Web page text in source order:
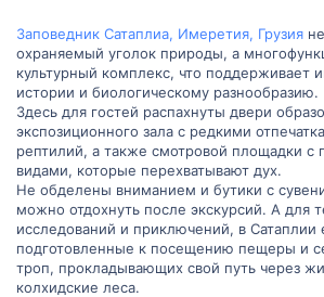
Заповедник Сатаплиа, Имеретия, Грузия
охраняемый уголок природы, а
культурный комплекс, что поддерживает
истории и биологическому разнообразию.
Здесь для гостей распахнуты двери
экспозиционного зала с редкими
рептилий, а также смотровой площадки с
видами, которые перехватывают дух.
Не обделены вниманием и бутики с
можно отдохнуть после экскурсий. А для
исследований и приключений, в Сатаплии
подготовленные к посещению пещеры и
троп, прокладывающих свой путь через
колхидские леса.